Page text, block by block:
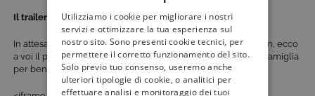
Il trailer
In attesa della messa in onda della prima puntata della fiction, ecco
a voi il promo ufficiale lanciato da Mediaset di “Storia di una famiglia
per bene”:
Utilizziamo i cookie per migliorare i nostri
servizi e ottimizzare la tua esperienza sul
nostro sito. Sono presenti cookie tecnici, per
permettere il corretto funzionamento del sito.
Solo previo tuo consenso, useremo anche
ulteriori tipologie di cookie, o analitici per
effettuare analisi e monitoraggio dei tuoi